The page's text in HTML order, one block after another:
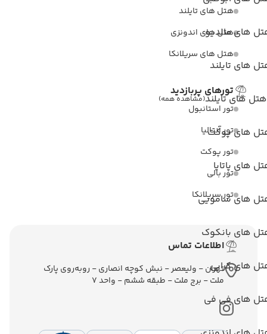
های مالدیو
های تایلند
هتل های تایلند(مشاهده همه)
های پوکت
های پاتایا
های سامویی
های بانکوک
های کرابی
های فی فی
هتل های تایلند
هتل های اندونزی
هتل های سریلانکا
تورهای پربازدید
تور استانبول
تور آنتالیا
تور پوکت
تور بالی
تور سریلانکا
اطلاعات تماس
تهران - ولیعصر - نبش کوچه انصاری - روبه‌روی پارک
ملت - برج ملت - طبقه ششم - واحد 7